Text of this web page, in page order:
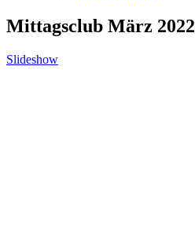
Mittagsclub März 2022
Slideshow